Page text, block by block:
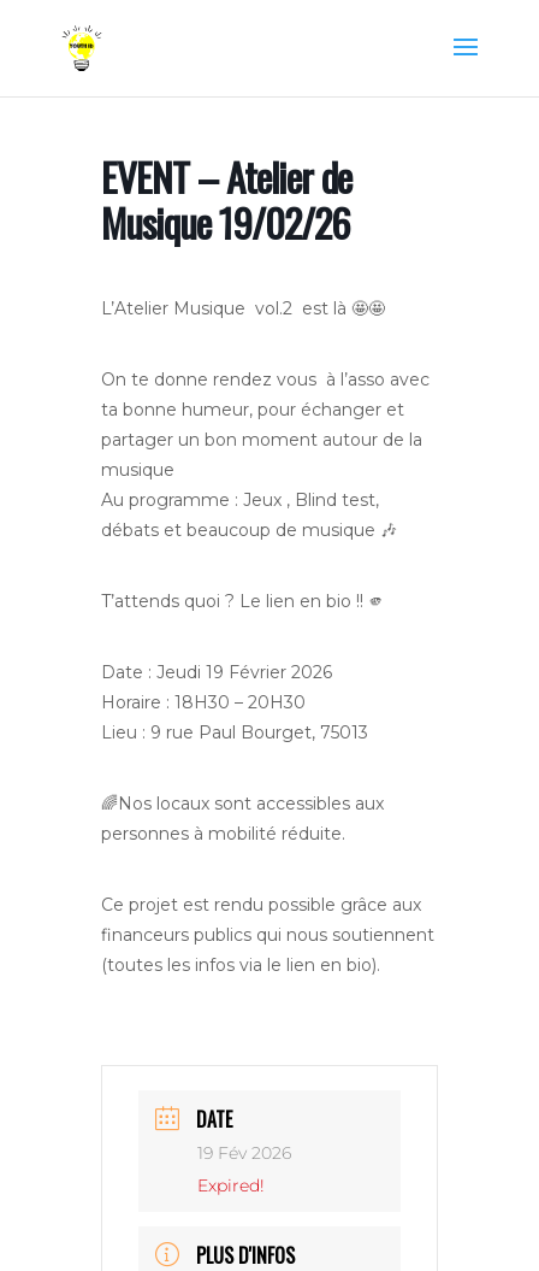
EVENT – Atelier de
Musique 19/02/26
L’Atelier Musique vol.2 est là 🤩🤩
On te donne rendez vous à l’asso avec
ta bonne humeur, pour échanger et
partager un bon moment autour de la
musique
Au programme : Jeux , Blind test,
débats et beaucoup de musique 🎶
T’attends quoi ? Le lien en bio !! 🫵
Date : Jeudi 19 Février 2026
Horaire : 18H30 – 20H30
Lieu : 9 rue Paul Bourget, 75013
🌈Nos locaux sont accessibles aux
personnes à mobilité réduite.
Ce projet est rendu possible grâce aux
financeurs publics qui nous soutiennent
(toutes les infos via le lien en bio).
DATE
19 Fév 2026
Expired!
PLUS D'INFOS